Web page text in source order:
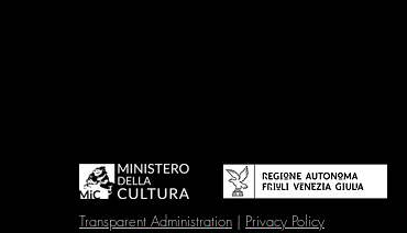
Transparent Administration | Privacy Policy